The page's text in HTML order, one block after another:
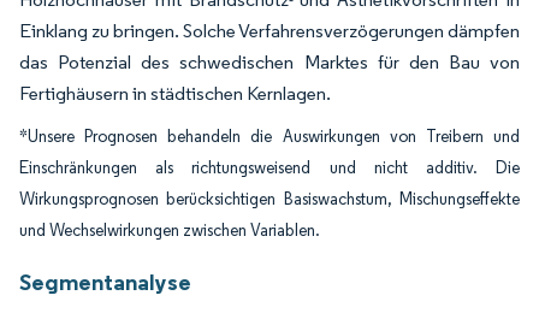
Einklang zu bringen. Solche Verfahrensverzögerungen dämpfen
das Potenzial des schwedischen Marktes für den Bau von
Fertighäusern in städtischen Kernlagen.
*Unsere Prognosen behandeln die Auswirkungen von Treibern und
Einschränkungen als richtungsweisend und nicht additiv. Die
Wirkungsprognosen berücksichtigen Basiswachstum, Mischungseffekte
und Wechselwirkungen zwischen Variablen.
Segmentanalyse